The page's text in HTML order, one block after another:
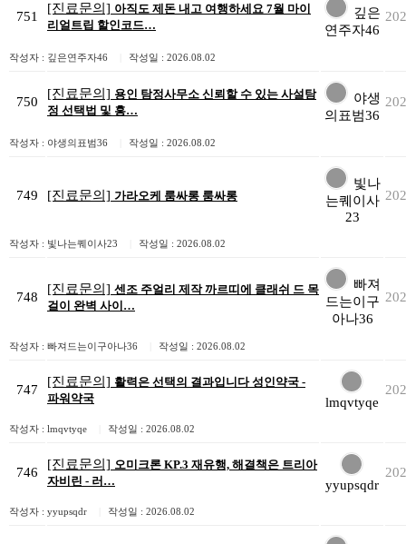
751
[진료문의] 아직도 제돈 내고 여행하세요 7월 마이
리얼트립 할인코드…
깊은
연주자46
작성자 : 깊은연주자46 작성일 : 2026.08.02
750
[진료문의] 용인 탐정사무소 신뢰할 수 있는 사설탐
정 선택법 및 흥…
야생
의표범36
작성자 : 야생의표범36 작성일 : 2026.08.02
749 [진료문의] 가라오케 룸싸롱 룸싸롱
빛나
는퀘이사
23
작성자 : 빛나는퀘이사23 작성일 : 2026.08.02
748
[진료문의] 센조 주얼리 제작 까르띠에 클래쉬 드 목
걸이 완벽 사이…
빠져
드는이구
아나36
작성자 : 빠져드는이구아나36 작성일 : 2026.08.02
747
[진료문의] 활력은 선택의 결과입니다 성인약국 -
파워약국
lmqvtyqe
작성자 : lmqvtyqe 작성일 : 2026.08.02
746
[진료문의] 오미크론 KP.3 재유행, 해결책은 트리아
자비린 - 러…
yyupsqdr
작성자 : yyupsqdr 작성일 : 2026.08.02